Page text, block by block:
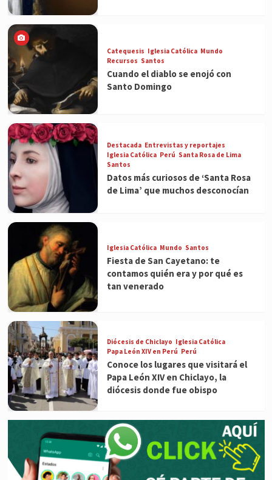
Catequesis Iglesia Católica Mundo
Recursos Santos
Cuando el diablo se enojó con
Santo Domingo
Destacada Entrevistas y reportajes
Iglesia Católica Perú Santa Rosa de Lima
Santos
Datos más curiosos de ‘Santa Rosa
de Lima’ que muchos desconocían
Iglesia Católica Mundo Santos
Fiesta de San Cayetano: te
contamos quién era y por qué es
tan venerado
Diócesis de Chiclayo Iglesia Católica
Papa León XIV en Perú Perú
Conoce los lugares que visitará el
Papa León XIV en Chiclayo, la
diócesis donde fue obispo